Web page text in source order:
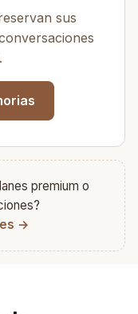
sus
premium o
→